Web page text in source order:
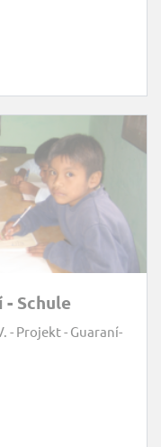
Schule
- Projekt - Guaraní-